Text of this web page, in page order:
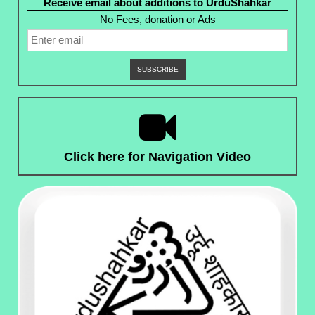
maahtaab5meN
ka zohd2
umr ka
varna5ye hum se kam to nahiN the
shabaab6 meN
rahmat ne mera jazba -e eKhlaas
dekh kar
savaab6meN
dil meN hujoom 1 -e shauq2
aalam3na poochhiye
No Fees, donation or Ads
Click here for Navigation Video